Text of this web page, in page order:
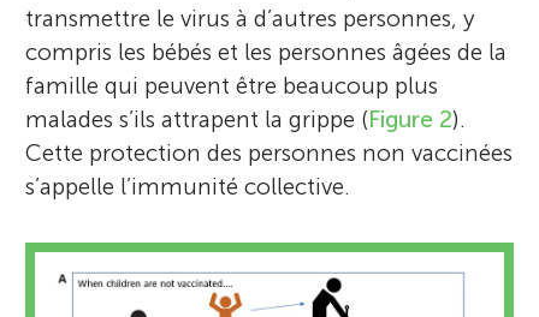
transmettre le virus à d’autres personnes, y
compris les bébés et les personnes âgées de la
famille qui peuvent être beaucoup plus
malades s’ils attrapent la grippe (Figure 2).
Cette protection des personnes non vaccinées
s’appelle l’immunité collective.